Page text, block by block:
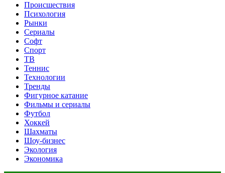
Происшествия
Психология
Рынки
Сериалы
Софт
Спорт
ТВ
Теннис
Технологии
Тренды
Фигурное катание
Фильмы и сериалы
Футбол
Хоккей
Шахматы
Шоу-бизнес
Экология
Экономика